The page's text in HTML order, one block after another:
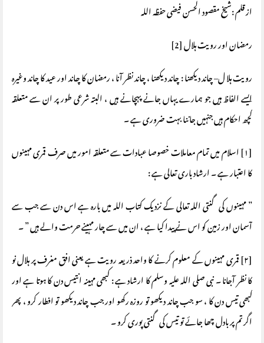
از قلم :شیخ مقصود الحسن فیضی حفظہ اللہ
رمضان اور رویت ہلال [2]
رویت ہلا ل– چاند دیکھنا : چاند دیکھنا ، چاند نظر آنا ، رمضان کا چاند اور عید کا چاند وغیرہ
ایسے الفاظ ہیں جو ہمارے یہاں جانے پہچانے ہیں ، البتہ شرعی طور پر ان سے متعلقہ
کچھ احکام ہیں جنہیں جاننا بہت ضروری ہے ۔
[۱] اسلام میں تمام معاملات خصوصا عبادات سے متعلقہ امور میں صرف قمری مہینوں
کا اعتبار ہے ۔ ارشاد باری تعالی ہے :
” مہینوں کی گنتی اللہ تعالی کے نزدیک کتاب اللہ میں بارہ ہے اس دن سے جب سے
آسمان اور زمین کو اس نے پیدا کیا ہے ، ان میں سے چار مہینے حرمت والے ہیں ” ۔
[۲] قمری مہینوں کے معلوم کرنے کا واحد ذریعہ رویت ہے یعنی افق مغرف پر ہلال نو
کا نظر آجانا ۔ نبی صلی اللہ علیہ وسلم کا ارشاد ہے : کبھی مہینہ انتیس دن کا ہوتا ہے اور
کبھی تیس دن کا ، سو جب چاند دیکھو تو روزہ رکھو اور جب چاند دیکھو تو افطار کرو ، پھر
اگر تم پر بادل چھا جائے تو تیس کی گنتی پوری کرو ۔